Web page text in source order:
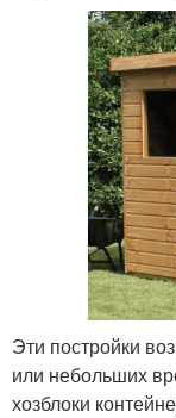
Эти постройки
или небольших
хозблоки